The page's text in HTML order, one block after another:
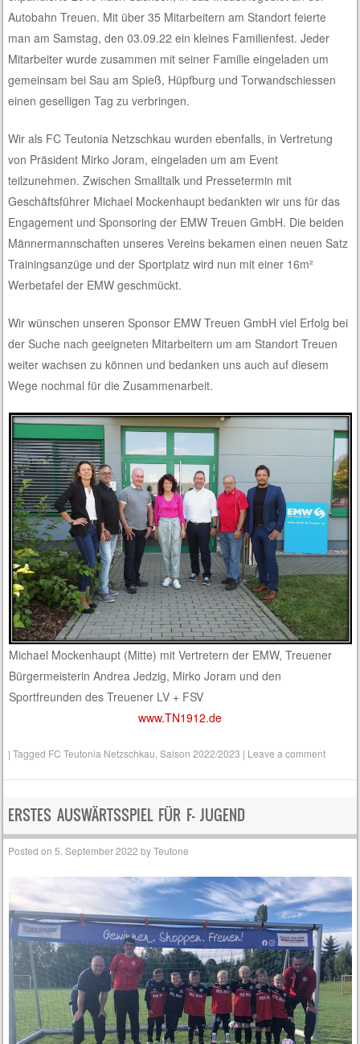
Autobahn Treuen. Mit über 35 Mitarbeitern am Standort feierte
man am Samstag, den 03.09.22 ein kleines Familienfest. Jeder
Mitarbeiter wurde zusammen mit seiner Familie eingeladen um
gemeinsam bei Sau am Spieß, Hüpfburg und Torwandschiessen
einen geselligen Tag zu verbringen.
Wir als FC Teutonia Netzschkau wurden ebenfalls, in Vertretung
von Präsident Mirko Joram, eingeladen um am Event
teilzunehmen. Zwischen Smalltalk und Pressetermin mit
Geschäftsführer Michael Mockenhaupt bedankten wir uns für das
Engagement und Sponsoring der EMW Treuen GmbH. Die beiden
Männermannschaften unseres Vereins bekamen einen neuen Satz
Trainingsanzüge und der Sportplatz wird nun mit einer 16m²
Werbetafel der EMW geschmückt.
Wir wünschen unseren Sponsor EMW Treuen GmbH viel Erfolg bei
der Suche nach geeigneten Mitarbeitern um am Standort Treuen
weiter wachsen zu können und bedanken uns auch auf diesem
Wege nochmal für die Zusammenarbeit.
Michael Mockenhaupt (Mitte) mit Vertretern der EMW, Treuener
Bürgermeisterin Andrea Jedzig, Mirko Joram und den
Sportfreunden des Treuener LV + FSV
www.TN1912.de
|Tagged FC Teutonia Netzschkau ,Saison 2022/2023 | Leave a comment
ERSTES AUSWÄRTSSPIEL FÜR F- JUGEND
Posted on5. September 2022 byTeutone